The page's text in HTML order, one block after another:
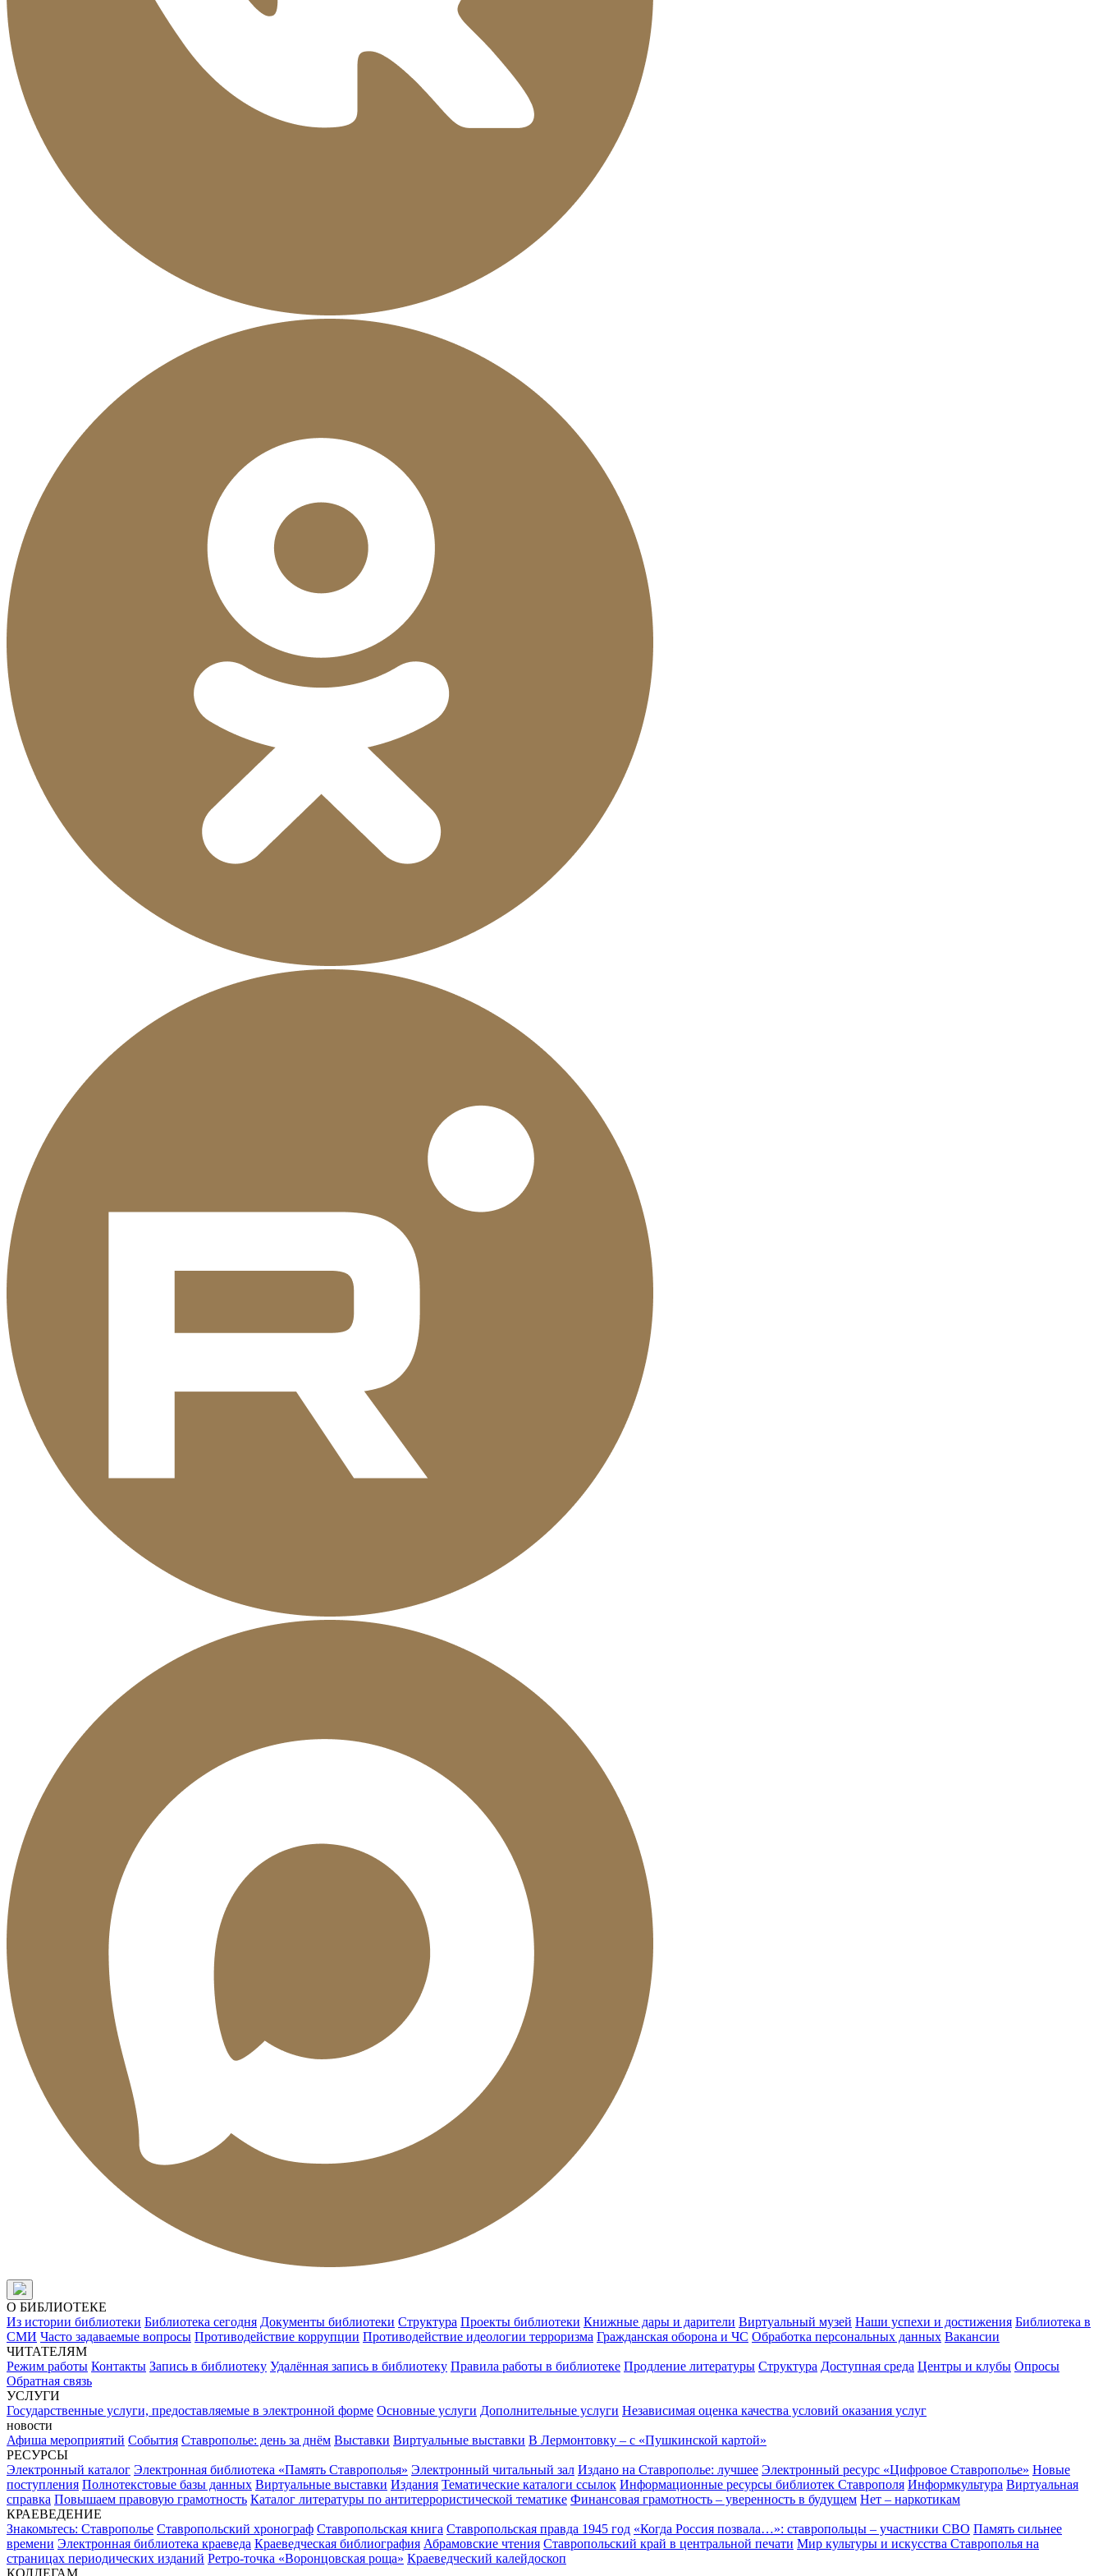
О БИБЛИОТЕКЕ
Из истории библиотеки Библиотека сегодня Документы библиотеки Структура Проекты библиотеки Книжные дары и дарители Виртуальный музей Наши успехи и достижения Библиотека в
СМИ Часто задаваемые вопросы Противодействие коррупции Противодействие идеологии терроризма Гражданская оборона и ЧС Обработка персональных данных Вакансии
ЧИТАТЕЛЯМ
Режим работы Контакты Запись в библиотеку Удалённая запись в библиотеку Правила работы в библиотеке Продление литературы Структура Доступная среда Центры и клубы Опросы
Обратная связь
УСЛУГИ
Государственные услуги, предоставляемые в электронной форме Основные услуги Дополнительные услуги Независимая оценка качества условий оказания услуг
новости
Афиша мероприятий События Ставрополье: день за днём Выставки Виртуальные выставки В Лермонтовку – с «Пушкинской картой»
РЕСУРСЫ
Электронный каталог Электронная библиотека «Память Ставрополья» Электронный читальный зал Издано на Ставрополье: лучшее Электронный ресурс «Цифровое Ставрополье» Новые
поступления Полнотекстовые базы данных Виртуальные выставки Издания Тематические каталоги ссылок Информационные ресурсы библиотек Ставрополя Информкультура Виртуальная
справка Повышаем правовую грамотность Каталог литературы по антитеррористической тематике Финансовая грамотность – уверенность в будущем Нет – наркотикам
КРАЕВЕДЕНИЕ
Знакомьтесь: Ставрополье Ставропольский хронограф Ставропольская книга Ставропольская правда 1945 год «Когда Россия позвала…»: ставропольцы – участники СВО Память сильнее
времени Электронная библиотека краеведа Краеведческая библиография Абрамовские чтения Ставропольский край в центральной печати Мир культуры и искусства Ставрополья на
страницах периодических изданий Ретро-точка «Воронцовская роща» Краеведческий калейдоскоп
КОЛЛЕГАМ